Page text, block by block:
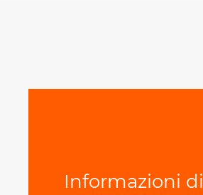
Informazioni di